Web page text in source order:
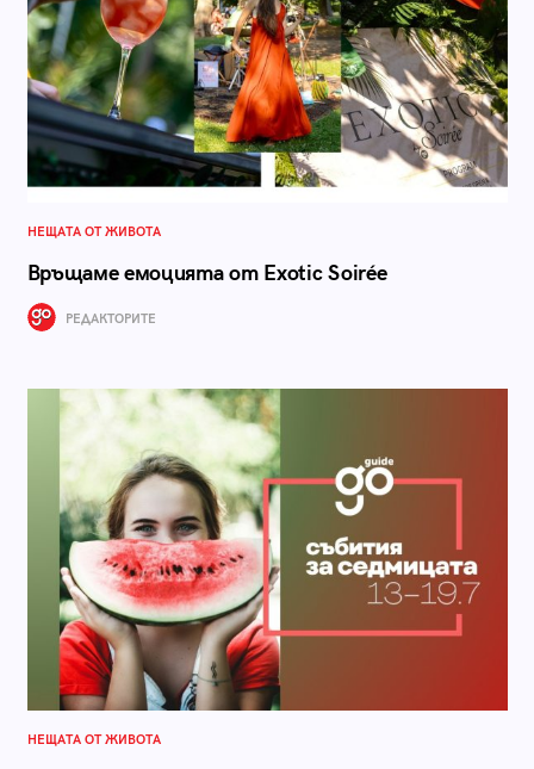
НЕЩАТА ОТ ЖИВОТА
Връщаме емоцията от Exotic Soirée
РЕДАКТОРИТЕ
НЕЩАТА ОТ ЖИВОТА